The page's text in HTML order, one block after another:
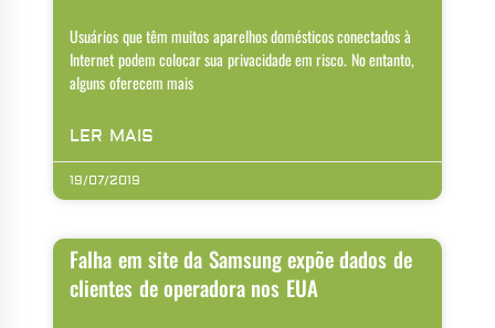
Usuários que têm muitos aparelhos domésticos conectados à
Internet podem colocar sua privacidade em risco. No entanto,
alguns oferecem mais
LER MAIS
19/07/2019
Falha em site da Samsung expõe dados de
clientes de operadora nos EUA